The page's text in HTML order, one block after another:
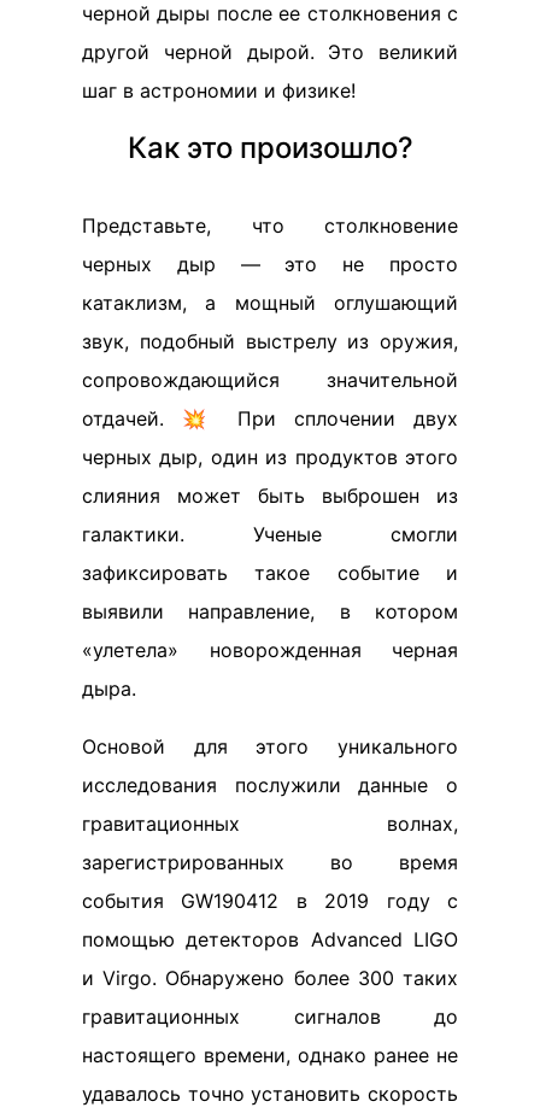
черной дыры после ее столкновения с
другой черной дырой. Это великий
шаг в астрономии и физике!
Как это произошло?
Представьте, что столкновение
черных дыр — это не просто
катаклизм, а мощный оглушающий
звук, подобный выстрелу из оружия,
сопровождающийся значительной
отдачей. 💥 При сплочении двух
черных дыр, один из продуктов этого
слияния может быть выброшен из
галактики. Ученые смогли
зафиксировать такое событие и
выявили направление, в котором
«улетела» новорожденная черная
дыра.
Основой для этого уникального
исследования послужили данные о
гравитационных волнах,
зарегистрированных во время
события GW190412 в 2019 году с
помощью детекторов Advanced LIGO
и Virgo. Обнаружено более 300 таких
гравитационных сигналов до
настоящего времени, однако ранее не
удавалось точно установить скорость